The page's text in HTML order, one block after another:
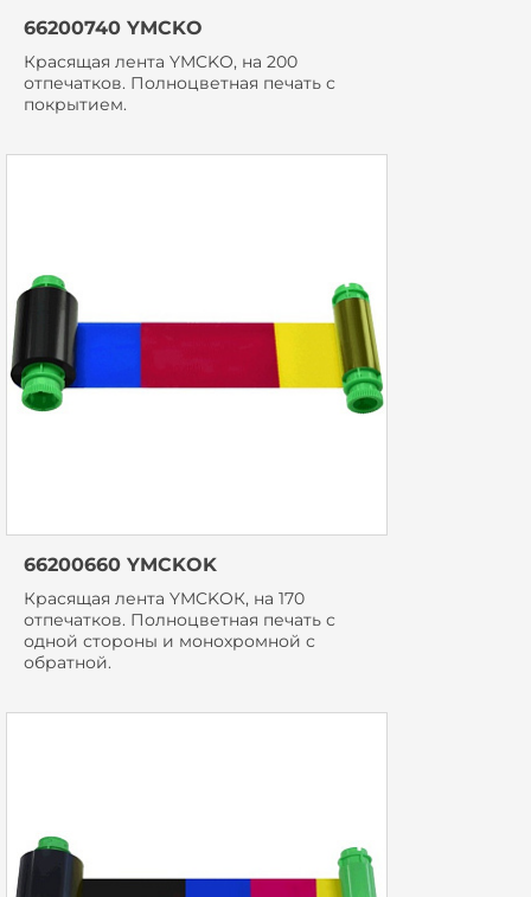
66200740 YMCKO
Красящая лента YMCKO, на 200
отпечатков. Полноцветная печать с
покрытием.
66200660 YMCKOK
Красящая лента YMCKOК, на 170
отпечатков. Полноцветная печать с
одной стороны и монохромной с
обратной.